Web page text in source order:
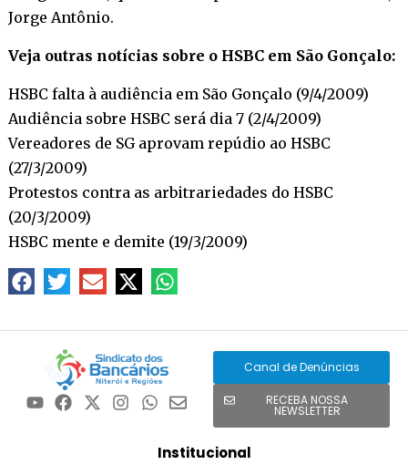
Jorge Antônio.
Veja outras notícias sobre o HSBC em São Gonçalo:
HSBC falta à audiência em São Gonçalo (9/4/2009)
Audiência sobre HSBC será dia 7 (2/4/2009)
Vereadores de SG aprovam repúdio ao HSBC
(27/3/2009)
Protestos contra as arbitrariedades do HSBC
(20/3/2009)
HSBC mente e demite (19/3/2009)
Canal de Denúncias
RECEBA NOSSA
NEWSLETTER
Institucional